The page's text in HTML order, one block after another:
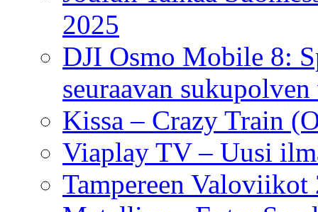
2025
DJI Osmo Mobile 8:
seuraavan sukupolven
Kissa – Crazy Train
Viaplay TV – Uusi
Tampereen